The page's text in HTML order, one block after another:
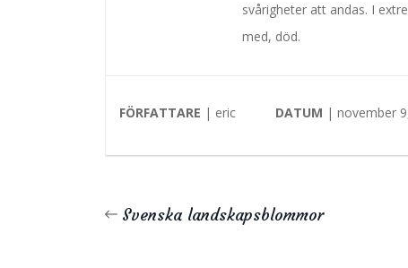
svårigheter att andas. I
med, död.
FÖRFATTARE | eric DATUM | november
Svenska landskapsblommor